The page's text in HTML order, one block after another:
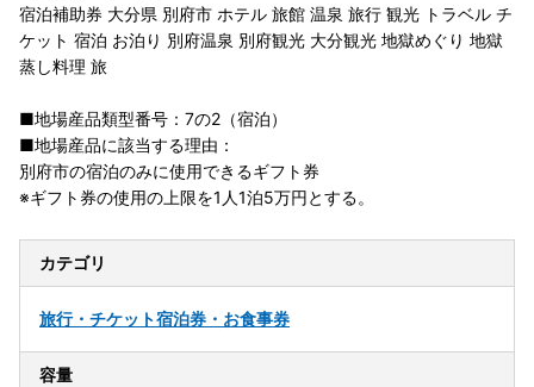
宿泊補助券 大分県 別府市 ホテル 旅館 温泉 旅行 観光 トラベル チ
ケット 宿泊 お泊り 別府温泉 別府観光 大分観光 地獄めぐり 地獄
蒸し料理 旅
■地場産品類型番号：7の2（宿泊）
■地場産品に該当する理由：
別府市の宿泊のみに使用できるギフト券
※ギフト券の使用の上限を1人1泊5万円とする。
カテゴリ
旅行・チケット宿泊券・お食事券
容量